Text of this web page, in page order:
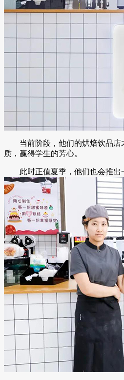
当前阶段，他们的烘焙饮品店才
质，赢得学生的芳心。
此时正值夏季，他们也会推出